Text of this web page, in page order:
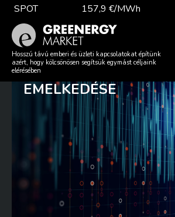
Skip
content
SPOT 157,9 €/MWh
TTF DA 56,1 €/MWh
EUA 81,9 €/t
DAX index 26 140,13
EUR árfolyam 363,03 Ft
Hosszú távú emberi és üzleti kapcsolatokat építünk
azért, hogy kölcsönösen segítsük egymást céljaink
elérésében
GEOPOLITIKAI
ESZKALÁCIÓJA ÉS
EMELKEDÉSE